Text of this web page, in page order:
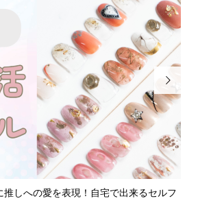
レポ】10秒で本人不在の誕生日会？名前
